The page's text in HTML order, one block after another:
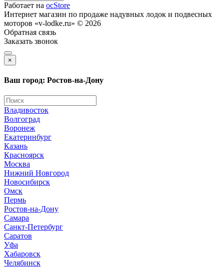
Работает на ocStore
Интернет магазин по продаже надувных лодок и подвесных
моторов «v-lodke.ru» © 2026
Обратная связь
Заказать звонок
×
Ваш город: Ростов-на-Дону
Владивосток
Волгоград
Воронеж
Екатеринбург
Казань
Красноярск
Москва
Нижний Новгород
Новосибирск
Омск
Пермь
Ростов-на-Дону
Самара
Санкт-Петербург
Саратов
Уфа
Хабаровск
Челябинск